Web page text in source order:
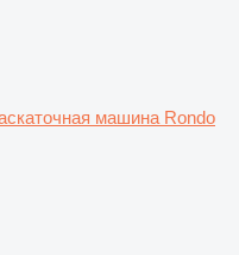
машина Rondo